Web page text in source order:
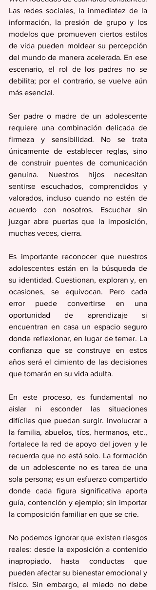
Las redes sociales, la inmediatez de la
información, la presión de grupo y los
modelos que promueven ciertos estilos
de vida pueden moldear su percepción
del mundo de manera acelerada. En ese
escenario, el rol de los padres no se
debilita; por el contrario, se vuelve aún
más esencial.
Ser padre o madre de un adolescente
requiere una combinación delicada de
firmeza y sensibilidad. No se trata
únicamente de establecer reglas, sino
de construir puentes de comunicación
genuina. Nuestros hijos necesitan
sentirse escuchados, comprendidos y
valorados, incluso cuando no estén de
acuerdo con nosotros. Escuchar sin
juzgar abre puertas que la imposición,
muchas veces, cierra.
Es importante reconocer que nuestros
adolescentes están en la búsqueda de
su identidad. Cuestionan, exploran y, en
ocasiones, se equivocan. Pero cada
error puede convertirse en una
oportunidad de aprendizaje si
encuentran en casa un espacio seguro
donde reflexionar, en lugar de temer. La
confianza que se construye en estos
años será el cimiento de las decisiones
que tomarán en su vida adulta.
En este proceso, es fundamental no
aislar ni esconder las situaciones
difíciles que puedan surgir. Involucrar a
la familia, abuelos, tíos, hermanos, etc.,
fortalece la red de apoyo del joven y le
recuerda que no está solo. La formación
de un adolescente no es tarea de una
sola persona; es un esfuerzo compartido
donde cada figura significativa aporta
guía, contención y ejemplo; sin importar
la composición familiar en que se crie.
No podemos ignorar que existen riesgos
reales: desde la exposición a contenido
inapropiado, hasta conductas que
pueden afectar su bienestar emocional y
físico. Sin embargo, el miedo no debe